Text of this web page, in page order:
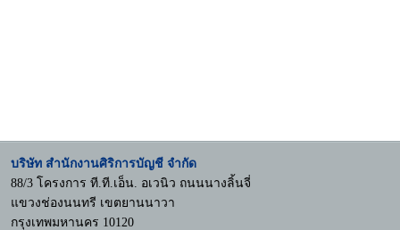
บริษัท สำนักงานศิริการบัญชี จำกัด
88/3 โครงการ ที.ที.เอ็น. อเวนิว ถนนนางลิ้นจี่
แขวงช่องนนทรี เขตยานนาวา
กรุงเทพมหานคร 10120